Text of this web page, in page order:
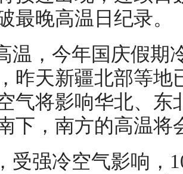
最晚高温日纪录。
温，今年国庆假期
昨天新疆北部等地
气将影响华北、东
下，南方的高温将
受强冷空气影响，